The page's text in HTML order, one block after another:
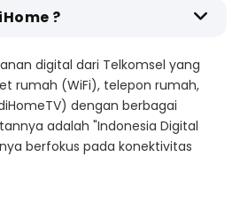
?
digital dari Telkomsel yang
rumah (WiFi), telepon rumah,
dengan berbagai
adalah "Indonesia Digital
berfokus pada konektivitas